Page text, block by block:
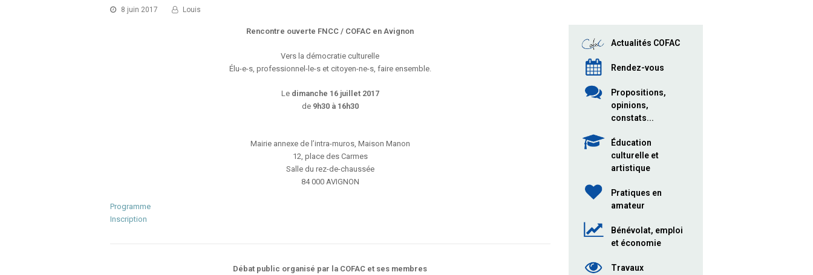
8 juin 2017 Louis
Rencontre ouverte FNCC / COFAC en Avignon
Vers la démocratie culturelle
Élu-e-s, professionnel-le-s et citoyen-ne-s, faire ensemble.
Le dimanche 16 juillet 2017
de 9h30 à 16h30
Mairie annexe de l’intra-muros, Maison Manon
12, place des Carmes
Salle du rez-de-chaussée
84 000 AVIGNON
Programme
Inscription
Débat public organisé par la COFAC et ses membres
Actualités COFAC
Rendez-vous
Propositions,
opinions,
constats...
Éducation
culturelle et
artistique
Pratiques en
amateur
Bénévolat, emploi
et économie
Travaux